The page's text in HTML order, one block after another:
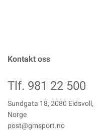
Kontakt oss
Tlf. 981 22 500
Sundgata 18, 2080 Eidsvoll,
Norge
post@gmsport.no